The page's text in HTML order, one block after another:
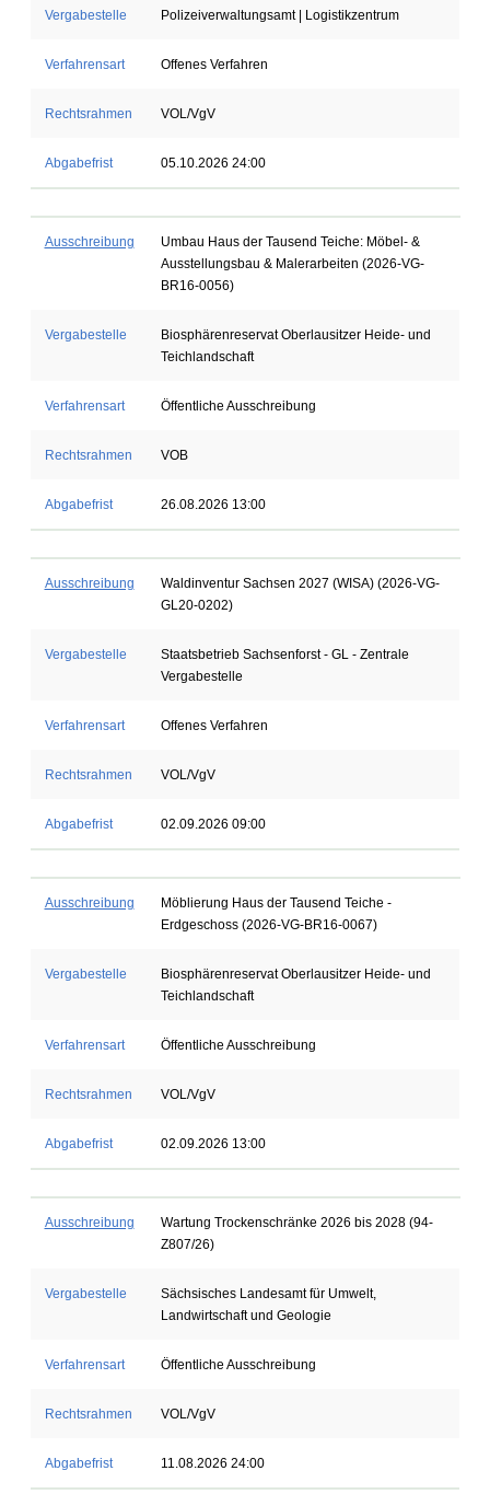
Vergabestelle Polizeiverwaltungsamt | Logistikzentrum
Verfahrensart Offenes Verfahren
Rechtsrahmen VOL/VgV
Abgabefrist 05.10.2026 24:00
Ausschreibung
Umbau Haus der Tausend Teiche: Möbel- &
Ausstellungsbau & Malerarbeiten (2026-VG-
BR16-0056)
Vergabestelle
Biosphärenreservat Oberlausitzer Heide- und
Teichlandschaft
Verfahrensart Öffentliche Ausschreibung
Rechtsrahmen VOB
Abgabefrist 26.08.2026 13:00
Ausschreibung
Waldinventur Sachsen 2027 (WISA) (2026-VG-
GL20-0202)
Vergabestelle
Staatsbetrieb Sachsenforst - GL - Zentrale
Vergabestelle
Verfahrensart Offenes Verfahren
Rechtsrahmen VOL/VgV
Abgabefrist 02.09.2026 09:00
Ausschreibung
Möblierung Haus der Tausend Teiche -
Erdgeschoss (2026-VG-BR16-0067)
Vergabestelle
Biosphärenreservat Oberlausitzer Heide- und
Teichlandschaft
Verfahrensart Öffentliche Ausschreibung
Rechtsrahmen VOL/VgV
Abgabefrist 02.09.2026 13:00
Ausschreibung
Wartung Trockenschränke 2026 bis 2028 (94-
Z807/26)
Vergabestelle
Sächsisches Landesamt für Umwelt,
Landwirtschaft und Geologie
Verfahrensart Öffentliche Ausschreibung
Rechtsrahmen VOL/VgV
Abgabefrist 11.08.2026 24:00